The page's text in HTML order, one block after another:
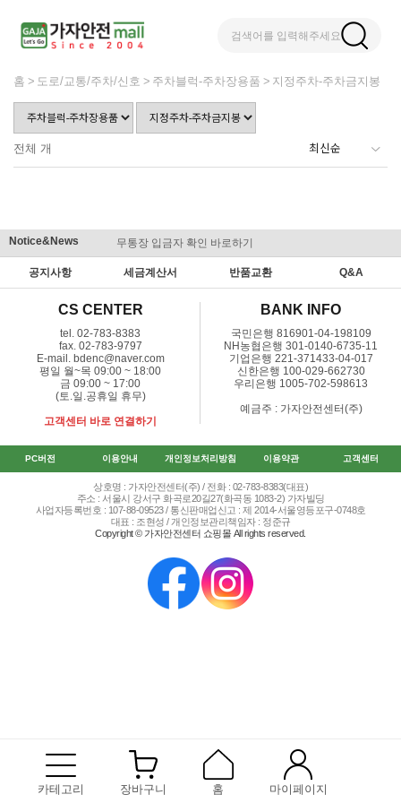
검색어를 입력해주세요
카테고리 장바구니 홈 마이페이지
홈 도로/교통/주차/신호 주차블럭-주차장용품 지정주차-주차금지봉
전체 개
Notice&News 무통장 입금자 확인 바로하기
공지사항 세금계산서 반품교환 Q&A
CS CENTER
tel. 02-783-8383
fax. 02-783-9797
E-mail. bdenc@naver.com
평일 월~목 09:00 ~ 18:00
금 09:00 ~ 17:00
(토.일.공휴일 휴무)
고객센터 바로 연결하기
BANK INFO
국민은행 816901-04-198109
NH농협은행 301-0140-6735-11
기업은행 221-371433-04-017
신한은행 100-029-662730
우리은행 1005-702-598613
예금주 : 가자안전센터(주)
PC버전 이용안내 개인정보처리방침 이용약관 고객센터
상호명 : 가자안전센터(주) / 전화 : 02-783-8383(대표)
주소 : 서울시 강서구 화곡로20길27(화곡동 1083-2) 가자빌딩
사업자등록번호 : 107-88-09523 / 통신판매업신고 : 제 2014-서울영등포구-0748호
대표 : 조현성 / 개인정보관리책임자 : 정준규
Copyright © 가자안전센터 쇼핑몰 All rights reserved.